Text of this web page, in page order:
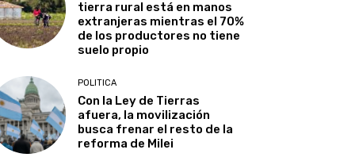
tierra rural está en manos
extranjeras mientras el 70%
de los productores no tiene
suelo propio
POLITICA
Con la Ley de Tierras
afuera, la movilización
busca frenar el resto de la
reforma de Milei